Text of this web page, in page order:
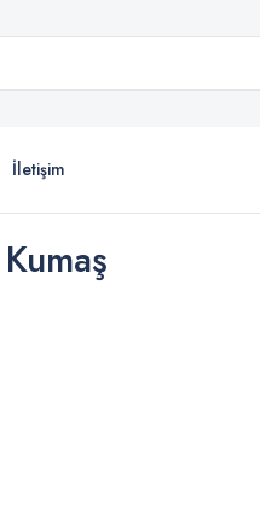
İletişim